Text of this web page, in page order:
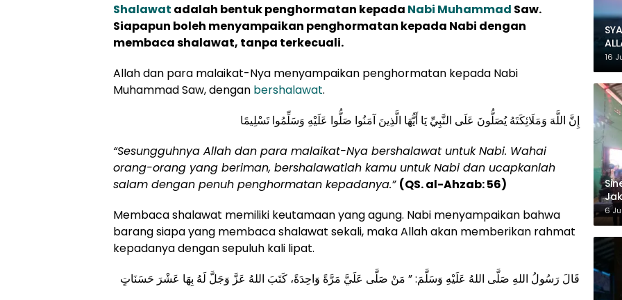
Shalawat adalah bentuk penghormatan kepada Nabi Muhammad Saw.
Siapapun boleh menyampaikan penghormatan kepada Nabi dengan
membaca shalawat, tanpa terkecuali.
Allah dan para malaikat-Nya menyampaikan penghormatan kepada Nabi
Muhammad Saw, dengan bershalawat.
إِنَّ اللَّهَ وَمَلَائِكَتَهُ يُصَلُّونَ عَلَى النَّبِيِّ يَا أَيُّهَا الَّذِينَ آمَنُوا صَلُّوا عَلَيْهِ وَسَلِّمُوا تَسْلِيمًا
“Sesungguhnya Allah dan para malaikat-Nya bershalawat untuk Nabi. Wahai
orang-orang yang beriman, bershalawatlah kamu untuk Nabi dan ucapkanlah
salam dengan penuh penghormatan kepadanya.” (QS. al-Ahzab: 56)
Membaca shalawat memiliki keutamaan yang agung. Nabi menyampaikan bahwa
barang siapa yang membaca shalawat sekali, maka Allah akan memberikan rahmat
kepadanya dengan sepuluh kali lipat.
قَالَ رَسُولُ اللهِ صَلَّى اللهُ عَلَيْهِ وَسَلَّمَ: ” مَنْ صَلَّى عَلَيَّ مَرَّةً وَاحِدَةً، كَتَبَ اللهُ عَزَّ وَجَلَّ لَهُ بِهَا عَشْرَ حَسَنَاتٍ
16
6